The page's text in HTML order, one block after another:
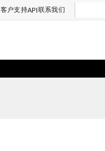
客户支持API联系我们